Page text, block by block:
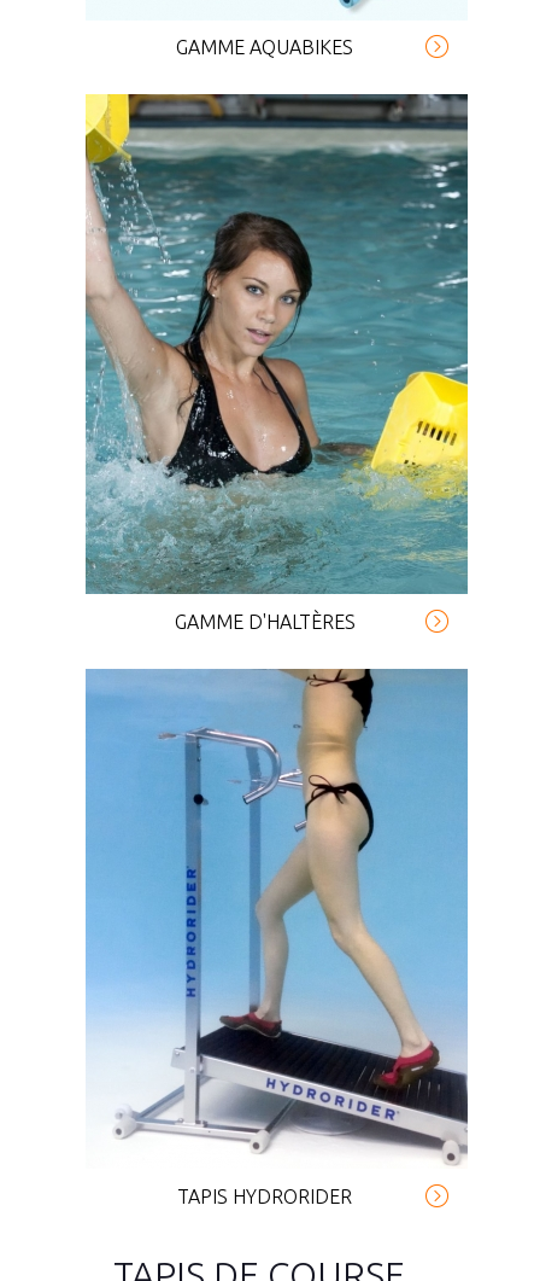
GAMME AQUABIKES
GAMME D'HALTÈRES
TAPIS HYDRORIDER